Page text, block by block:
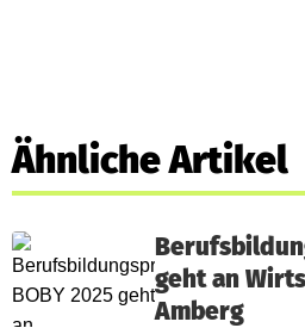
Ähnliche Artikel
geht an
Amberg